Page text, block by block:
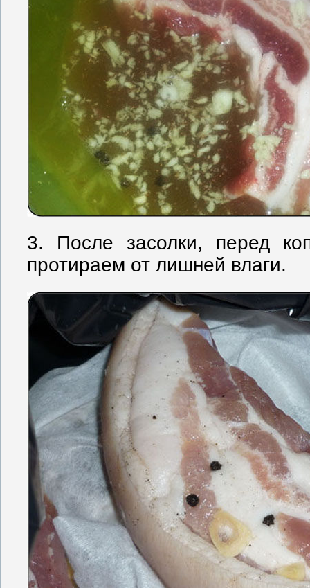
3. После засолки, перед
протираем от лишней влаги.